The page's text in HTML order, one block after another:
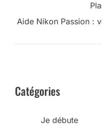
Aide Nikon Passion :
Catégories
Je débute